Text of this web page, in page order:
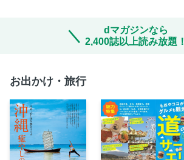
dマガジンなら
2,400誌以上読み放題！
お出かけ・旅行